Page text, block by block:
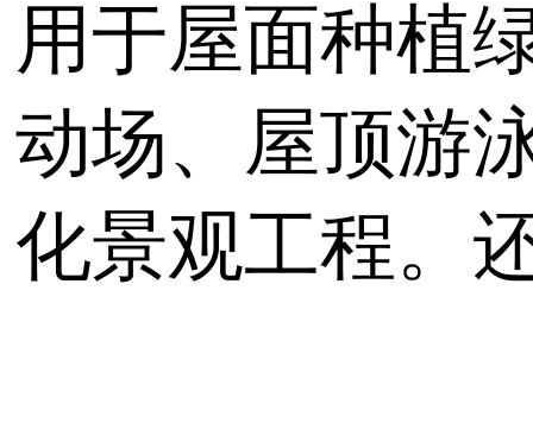
用于屋面种植
动场、屋顶游
化景观工程。